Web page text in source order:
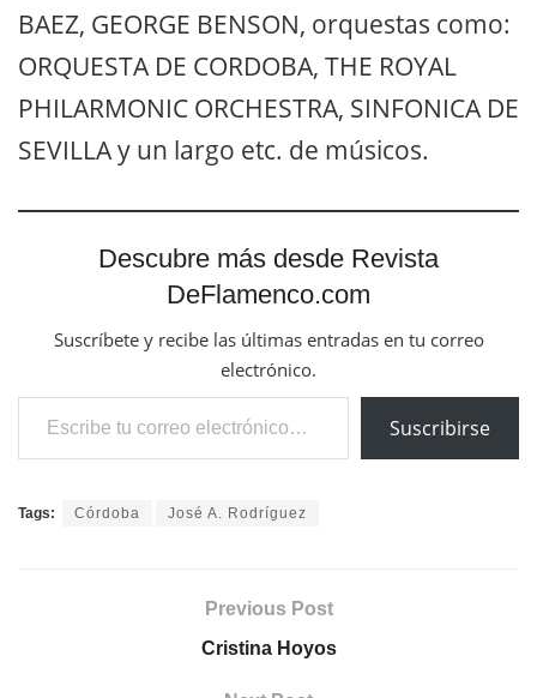
BAEZ, GEORGE BENSON, orquestas como:
ORQUESTA DE CORDOBA, THE ROYAL
PHILARMONIC ORCHESTRA, SINFONICA DE
SEVILLA y un largo etc. de músicos.
Descubre más desde Revista
DeFlamenco.com
Suscríbete y recibe las últimas entradas en tu correo
electrónico.
Escribe tu correo electrónico…
Suscribirse
Tags: Córdoba José A. Rodríguez
Previous Post
Cristina Hoyos